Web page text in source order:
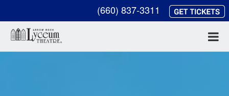
(660) 837-3311